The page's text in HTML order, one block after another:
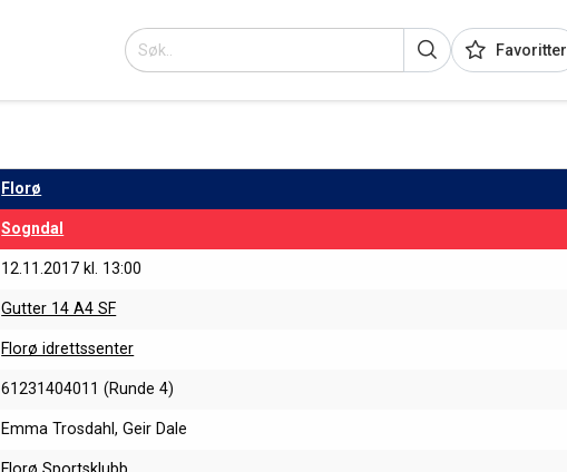
Favoritter
Florø
Sogndal
12.11.2017 kl. 13:00
Gutter 14 A4 SF
Florø idrettssenter
61231404011 (Runde 4)
Emma Trosdahl, Geir Dale
Florø Sportsklubb